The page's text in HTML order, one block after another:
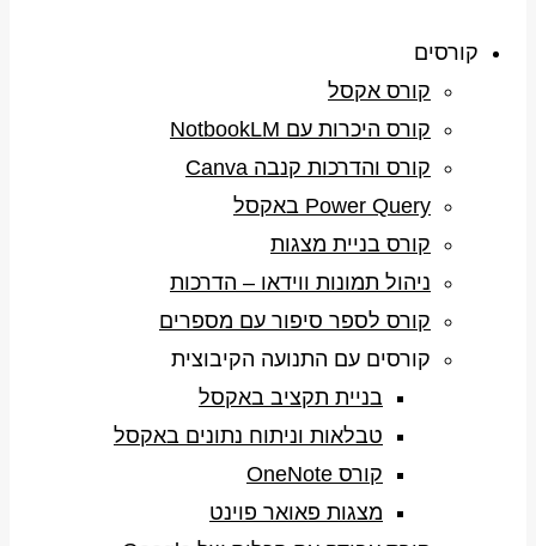
קורסים
קורס אקסל
קורס היכרות עם NotbookLM
קורס והדרכות קנבה Canva
Power Query באקסל
קורס בניית מצגות
ניהול תמונות ווידאו – הדרכות
קורס לספר סיפור עם מספרים
קורסים עם התנועה הקיבוצית
בניית תקציב באקסל
טבלאות וניתוח נתונים באקסל
קורס OneNote
מצגות פאואר פוינט